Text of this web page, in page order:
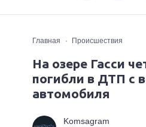
Главная Происшествия
На озере Гасси
погибли в ДТП с
автомобиля
Komsagram